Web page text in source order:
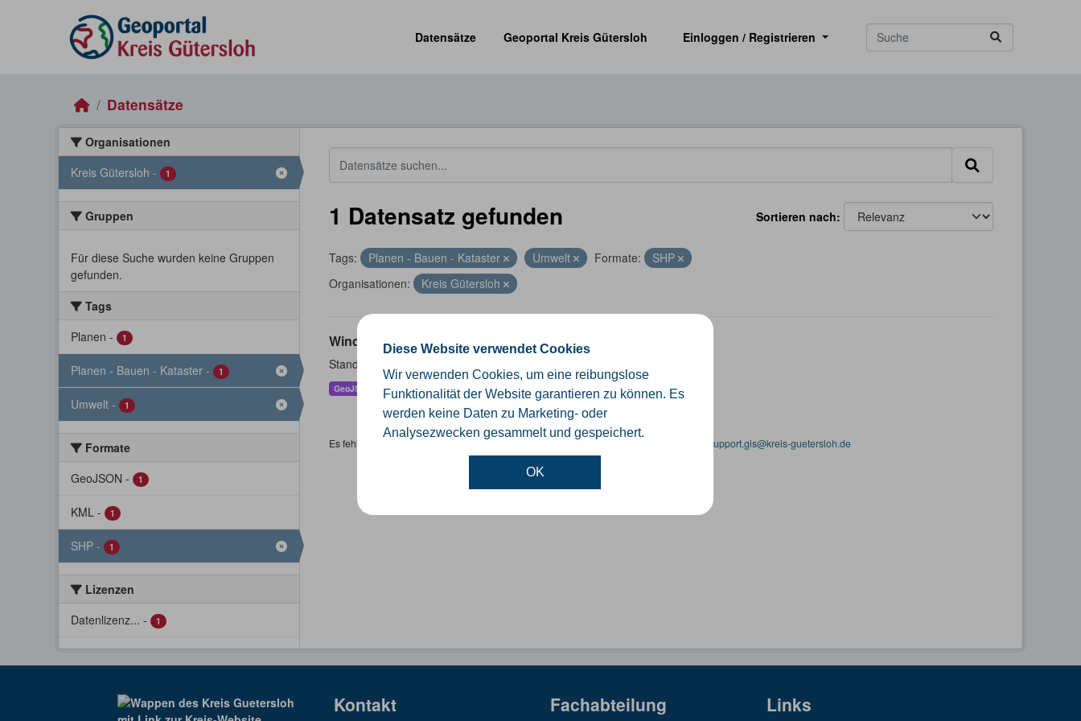
Diese Website verwendet Cookies
Wir verwenden Cookies, um eine reibungslose
Funktionalität der Website garantieren zu können. Es
werden keine Daten zu Marketing- oder
Analysezwecken gesammelt und gespeichert.
OK
Datensätze
Geoportal Kreis Gütersloh Einloggen / Registrieren
Datensätze
Organisationen
Kreis Gütersloh - 1
Gruppen
Für diese Suche wurden keine Gruppen
gefunden.
Tags
Planen - 1
Planen - Bauen - Kataster - 1
Umwelt - 1
Formate
GeoJSON - 1
KML - 1
SHP - 1
Lizenzen
Datenlizenz... - 1
Sortieren nach
1 Datensatz gefunden
Tags: Planen - Bauen - Kataster Umwelt Formate:
SHP
Organisationen:
Kreis Gütersloh
Windenergieanlagen
Standorte der Windenergieanlagen im Kreis Gütersloh
GeoJSON KML SHP
Es fehlen spezifische Datensätze? Wenden Sie sich bitte an einen Administrator unter: support.gis@kreis-guetersloh.de
Kontakt Fachabteilung Links